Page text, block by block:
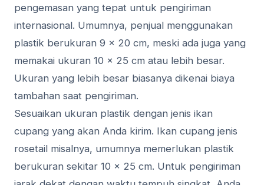
pengemasan yang tepat untuk pengiriman
internasional. Umumnya, penjual menggunakan
plastik berukuran 9 x 20 cm, meski ada juga yang
memakai ukuran 10 x 25 cm atau lebih besar.
Ukuran yang lebih besar biasanya dikenai biaya
tambahan saat pengiriman.
Sesuaikan ukuran plastik dengan jenis ikan
cupang yang akan Anda kirim. Ikan cupang jenis
rosetail misalnya, umumnya memerlukan plastik
berukuran sekitar 10 x 25 cm. Untuk pengiriman